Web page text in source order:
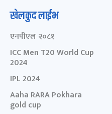
खेलकुद लाईभ
एनपीएल २०८१
ICC Men T20 World Cup
2024
IPL 2024
Aaha RARA Pokhara
gold cup